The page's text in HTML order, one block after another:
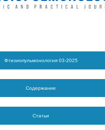
Фтизиопульмонология 03-2025
Содержание
Статьи